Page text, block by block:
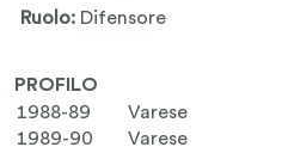
Ruolo: Difensore
PROFILO
1988-89
Varese
1989-90
Varese